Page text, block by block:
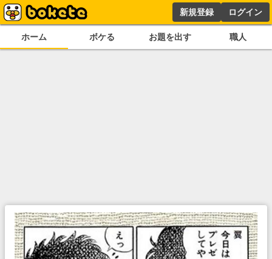
新規登録 ログイン
ホーム ボケる お題を出す 職人